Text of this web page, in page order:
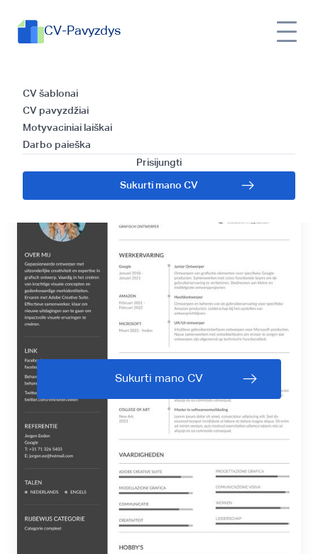
CV-Pavyzdys
CV šablonai
CV pavyzdžiai
Motyvaciniai laiškai
Darbo paieška
Prisijungti
Sukurti mano CV
Olandų CV rašymo
gidas
Sukurti mano CV